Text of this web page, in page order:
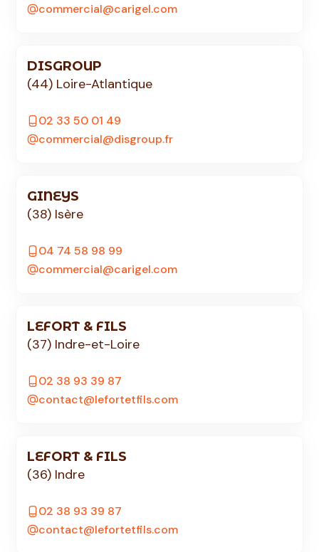
commercial@carigel.com
DISGROUP
(44) Loire-Atlantique
02 33 50 01 49
commercial@disgroup.fr
GINEYS
(38) Isère
04 74 58 98 99
commercial@carigel.com
LEFORT & FILS
(37) Indre-et-Loire
02 38 93 39 87
contact@lefortetfils.com
LEFORT & FILS
(36) Indre
02 38 93 39 87
contact@lefortetfils.com